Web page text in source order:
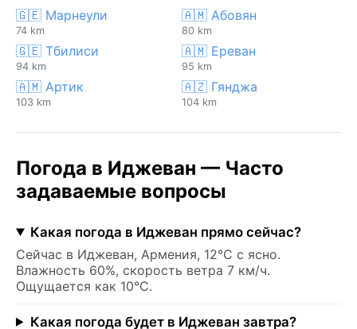
🇬🇪 Марнеули
74 km
🇦🇲 Абовян
80 km
🇬🇪 Тбилиси
94 km
🇦🇲 Ереван
95 km
🇦🇲 Артик
103 km
🇦🇿 Гянджа
104 km
Погода в Иджеван — Часто
задаваемые вопросы
Какая погода в Иджеван прямо сейчас?
Сейчас в Иджеван, Армения, 12°C с ясно.
Влажность 60%, скорость ветра 7 км/ч.
Ощущается как 10°C.
Какая погода будет в Иджеван завтра?